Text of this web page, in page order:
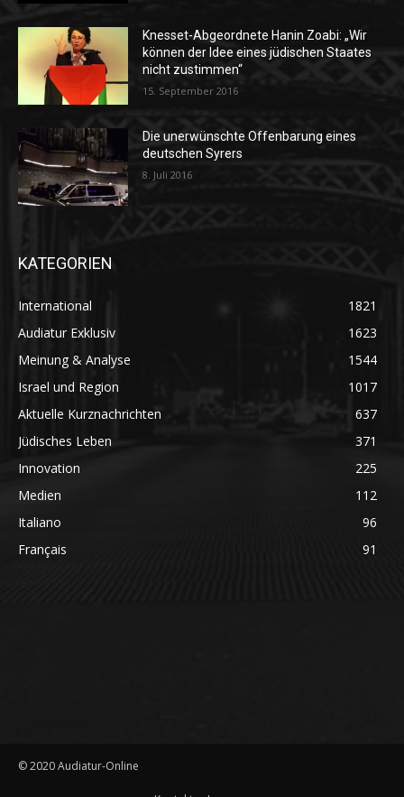
Knesset-Abgeordnete Hanin Zoabi: „Wir
können der Idee eines jüdischen Staates
nicht zustimmen“
15. September 2016
Die unerwünschte Offenbarung eines
deutschen Syrers
8. Juli 2016
KATEGORIEN
International
1821
Audiatur Exklusiv
1623
Meinung & Analyse
1544
Israel und Region
1017
Aktuelle Kurznachrichten
637
Jüdisches Leben
371
Innovation
225
Medien
112
Italiano
96
Français
91
© 2020 Audiatur-Online